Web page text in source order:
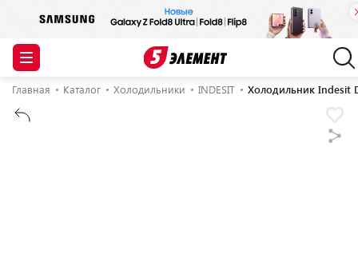
Главная Каталог Холодильники INDESIT Холодильник Indesit